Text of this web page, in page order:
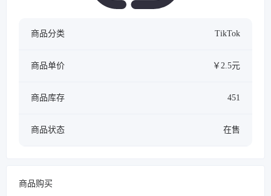
商品分类 TikTok
商品单价 ￥2.5元
商品库存 451
商品状态 在售
商品购买